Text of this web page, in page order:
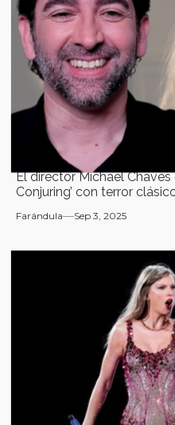
El director Michael Chaves
Conjuring’ con terror
Farándula Sep 3, 2025